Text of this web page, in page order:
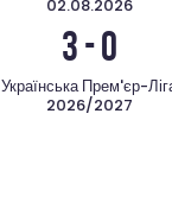
02.08.2026
3-0
Українська Прем'єр-
2026/2027